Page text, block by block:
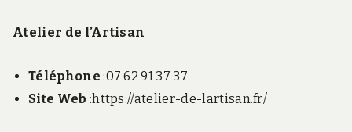
Atelier de l’Artisan
Téléphone :07 62 91 37 37
Site Web :https://atelier-de-lartisan.fr/